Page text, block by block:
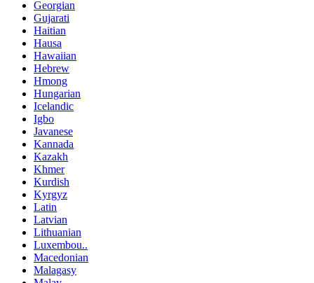
Georgian
Gujarati
Haitian
Hausa
Hawaiian
Hebrew
Hmong
Hungarian
Icelandic
Igbo
Javanese
Kannada
Kazakh
Khmer
Kurdish
Kyrgyz
Latin
Latvian
Lithuanian
Luxembou..
Macedonian
Malagasy